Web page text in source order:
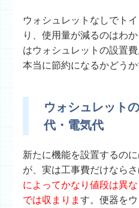
ウォシュレットなしでト
り、使用量が減るのはわ
はウォシュレットの設置
本当に節約になるかどうか
ウォシュレット
代・電気代
新たに機能を設置するの
が、実は工事費だけなら
によってかなり値段は異
では収まります。便器を